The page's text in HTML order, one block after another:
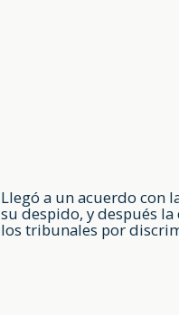
Llegó a un acuerdo con
su despido, y después
los tribunales por